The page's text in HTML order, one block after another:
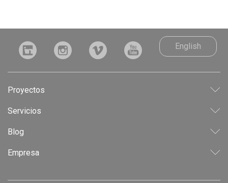
English
Proyectos
LEED
CORPORATIVO
RESIDENCIAL
Servicios
CONSULTORÍA
PROYECTO
Blog
Empresa